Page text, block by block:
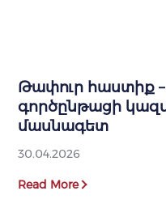
Թափուր հաստիք –
գործընթացի
մասնագետ
30.04.2026
Read More